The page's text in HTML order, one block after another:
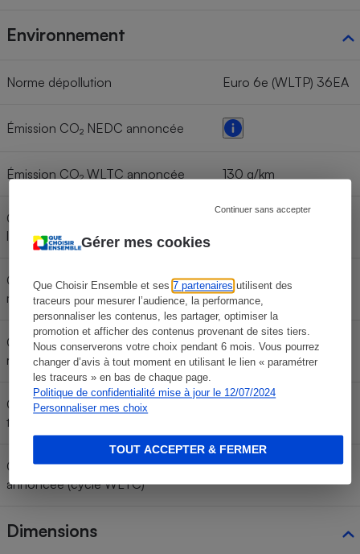
Gérer mes cookies
Que Choisir Ensemble et ses7 partenaires utilisent des
traceurs pour mesurer l’audience, la performance,
personnaliser les contenus, les partager, optimiser la
promotion et afficher des contenus provenant de sites tiers.
Nous conserverons votre choix pendant 6 mois. Vous pourrez
changer d’avis à tout moment en utilisant le lien « paramétrer
les traceurs » en bas de chaque page.
Politique de confidentialité mise à jour le 12/07/2024
Personnaliser mes choix
Continuer sans accepter
TOUT ACCEPTER & FERMER
Environnement
Norme dépollution Euro 6e (WLTP) 36EA
Émission CO₂ NEDC annoncée
Émission CO₂ WLTC annoncée 130 g/km
Consommation < 60 km/h (cycle
lent WLTC)
Consommation < 80 km/h (cycle
moyen WLTC)
3,6 l/100 km
Consommation < 100 km/h (cycle
rapide WLTC)
4,9 l/100 km
Consommation < 130 km/h (cycle
très rapide WLTC)
Consommation moyenne
annoncée (cycle WLTC)
Dimensions